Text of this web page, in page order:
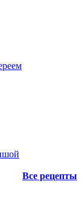
Все рецепты